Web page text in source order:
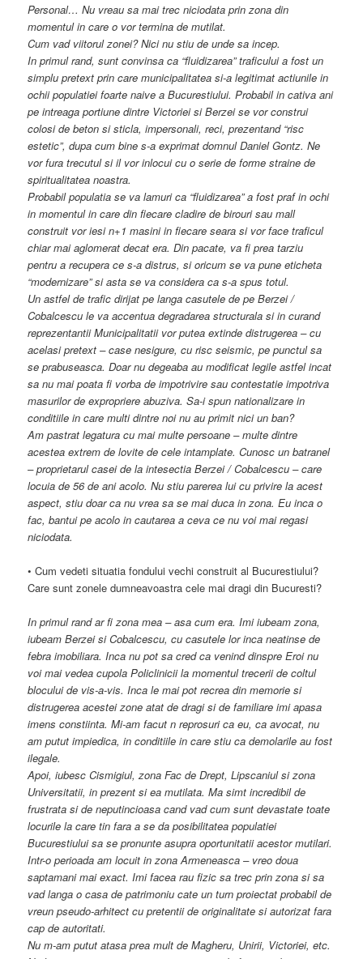
Personal… Nu vreau sa mai trec niciodata prin zona din
momentul in care o vor termina de mutilat.
Cum vad viitorul zonei? Nici nu stiu de unde sa incep.
In primul rand, sunt convinsa ca “fluidizarea” traficului a fost un
simplu pretext prin care municipalitatea si-a legitimat actiunile in
ochii populatiei foarte naive a Bucurestiului. Probabil in cativa ani
pe intreaga portiune dintre Victoriei si Berzei se vor construi
colosi de beton si sticla, impersonali, reci, prezentand “risc
estetic”, dupa cum bine s-a exprimat domnul Daniel Gontz. Ne
vor fura trecutul si il vor inlocui cu o serie de forme straine de
spiritualitatea noastra.
Probabil populatia se va lamuri ca “fluidizarea” a fost praf in ochi
in momentul in care din fiecare cladire de birouri sau mall
construit vor iesi n+1 masini in fiecare seara si vor face traficul
chiar mai aglomerat decat era. Din pacate, va fi prea tarziu
pentru a recupera ce s-a distrus, si oricum se va pune eticheta
“modernizare” si asta se va considera ca s-a spus totul.
Un astfel de trafic dirijat pe langa casutele de pe Berzei /
Cobalcescu le va accentua degradarea structurala si in curand
reprezentantii Municipalitatii vor putea extinde distrugerea – cu
acelasi pretext – case nesigure, cu risc seismic, pe punctul sa
se prabuseasca. Doar nu degeaba au modificat legile astfel incat
sa nu mai poata fi vorba de impotrivire sau contestatie impotriva
masurilor de expropriere abuziva. Sa-i spun nationalizare in
conditiile in care multi dintre noi nu au primit nici un ban?
Am pastrat legatura cu mai multe persoane – multe dintre
acestea extrem de lovite de cele intamplate. Cunosc un batranel
– proprietarul casei de la intesectia Berzei / Cobalcescu – care
locuia de 56 de ani acolo. Nu stiu parerea lui cu privire la acest
aspect, stiu doar ca nu vrea sa se mai duca in zona. Eu inca o
fac, bantui pe acolo in cautarea a ceva ce nu voi mai regasi
niciodata.
• Cum vedeti situatia fondului vechi construit al Bucurestiului?
Care sunt zonele dumneavoastra cele mai dragi din Bucuresti?
In primul rand ar fi zona mea – asa cum era. Imi iubeam zona,
iubeam Berzei si Cobalcescu, cu casutele lor inca neatinse de
febra imobiliara. Inca nu pot sa cred ca venind dinspre Eroi nu
voi mai vedea cupola Policlinicii la momentul trecerii de coltul
blocului de vis-a-vis. Inca le mai pot recrea din memorie si
distrugerea acestei zone atat de dragi si de familiare imi apasa
imens constiinta. Mi-am facut n reprosuri ca eu, ca avocat, nu
am putut impiedica, in conditiile in care stiu ca demolarile au fost
ilegale.
Apoi, iubesc Cismigiul, zona Fac de Drept, Lipscaniul si zona
Universitatii, in prezent si ea mutilata. Ma simt incredibil de
frustrata si de neputincioasa cand vad cum sunt devastate toate
locurile la care tin fara a se da posibilitatea populatiei
Bucurestiului sa se pronunte asupra oportunitatii acestor mutilari.
Intr-o perioada am locuit in zona Armeneasca – vreo doua
saptamani mai exact. Imi facea rau fizic sa trec prin zona si sa
vad langa o casa de patrimoniu cate un turn proiectat probabil de
vreun pseudo-arhitect cu pretentii de originalitate si autorizat fara
cap de autoritati.
Nu m-am putut atasa prea mult de Magheru, Unirii, Victoriei, etc.